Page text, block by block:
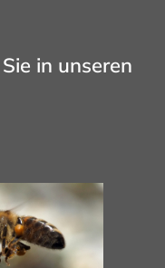
in unseren